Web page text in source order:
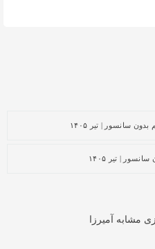
سانسور | تیر ۱۴۰۵
| تیر ۱۴۰۵